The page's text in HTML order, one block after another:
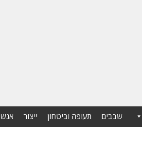
שבבים תעופה וביטחון ייצור